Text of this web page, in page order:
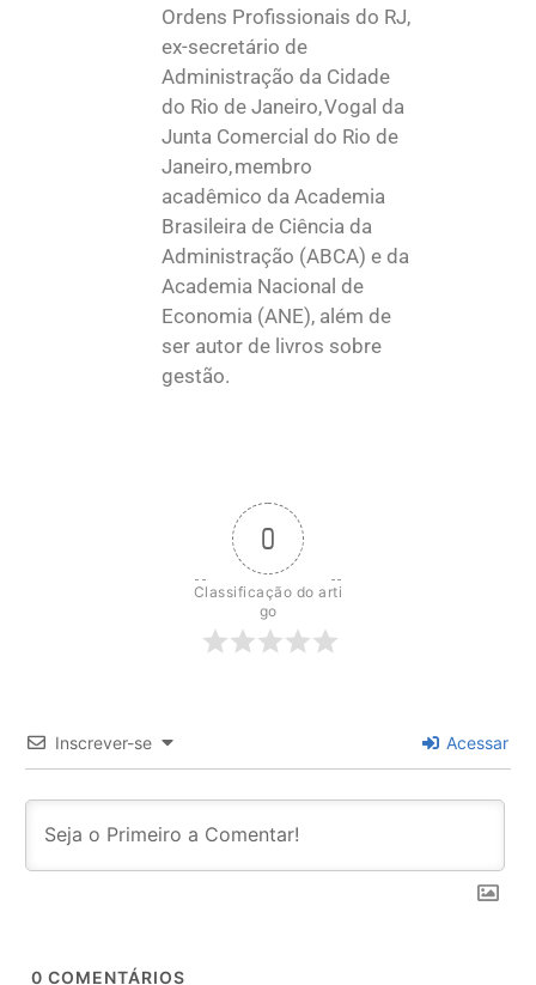
Ordens Profissionais do RJ,
ex-secretário de
Administração da Cidade
do Rio de Janeiro, Vogal da
Junta Comercial do Rio de
Janeiro, membro
acadêmico da Academia
Brasileira de Ciência da
Administração (ABCA) e da
Academia Nacional de
Economia (ANE), além de
ser autor de livros sobre
gestão.
0
Classificação do arti
go
Inscrever-se Acessar
0 COMENTÁRIOS